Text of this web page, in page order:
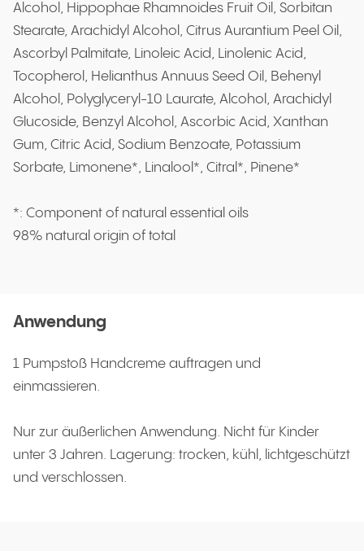
Alcohol, Hippophae Rhamnoides Fruit Oil, Sorbitan
Stearate, Arachidyl Alcohol, Citrus Aurantium Peel Oil,
Ascorbyl Palmitate, Linoleic Acid, Linolenic Acid,
Tocopherol, Helianthus Annuus Seed Oil, Behenyl
Alcohol, Polyglyceryl-10 Laurate, Alcohol, Arachidyl
Glucoside, Benzyl Alcohol, Ascorbic Acid, Xanthan
Gum, Citric Acid, Sodium Benzoate, Potassium
Sorbate, Limonene*, Linalool*, Citral*, Pinene*
*: Component of natural essential oils
98% natural origin of total
Anwendung
1 Pumpstoß Handcreme auftragen und
einmassieren.
Nur zur äußerlichen Anwendung. Nicht für Kinder
unter 3 Jahren. Lagerung: trocken, kühl, lichtgeschützt
und verschlossen.